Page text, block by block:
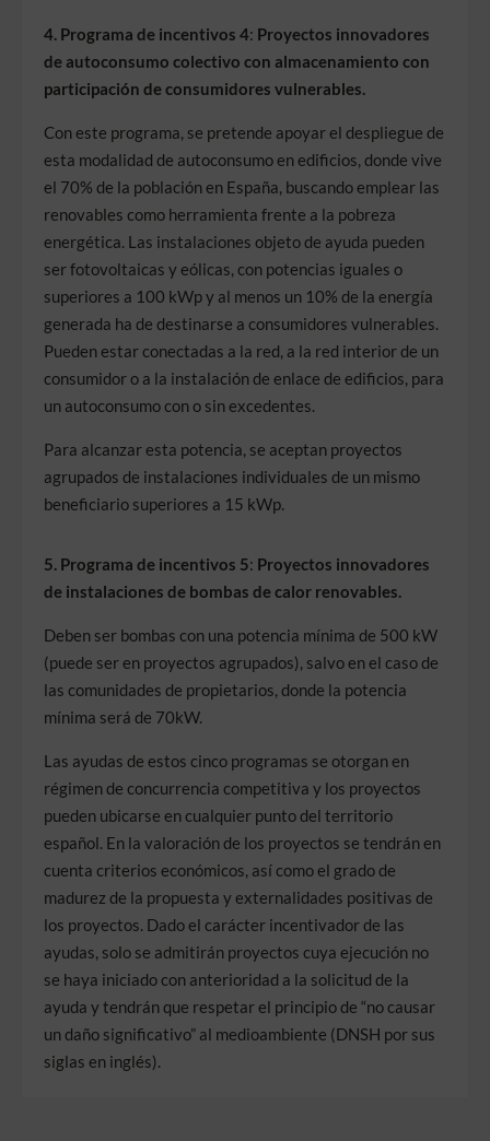
4. Programa de incentivos 4: Proyectos innovadores
de autoconsumo colectivo con almacenamiento con
participación de consumidores vulnerables.
Con este programa, se pretende apoyar el despliegue de
esta modalidad de autoconsumo en edificios, donde vive
el 70% de la población en España, buscando emplear las
renovables como herramienta frente a la pobreza
energética. Las instalaciones objeto de ayuda pueden
ser fotovoltaicas y eólicas, con potencias iguales o
superiores a 100 kWp y al menos un 10% de la energía
generada ha de destinarse a consumidores vulnerables.
Pueden estar conectadas a la red, a la red interior de un
consumidor o a la instalación de enlace de edificios, para
un autoconsumo con o sin excedentes.
Para alcanzar esta potencia, se aceptan proyectos
agrupados de instalaciones individuales de un mismo
beneficiario superiores a 15 kWp.
5. Programa de incentivos 5: Proyectos innovadores
de instalaciones de bombas de calor renovables.
Deben ser bombas con una potencia mínima de 500 kW
(puede ser en proyectos agrupados), salvo en el caso de
las comunidades de propietarios, donde la potencia
mínima será de 70kW.
Las ayudas de estos cinco programas se otorgan en
régimen de concurrencia competitiva y los proyectos
pueden ubicarse en cualquier punto del territorio
español. En la valoración de los proyectos se tendrán en
cuenta criterios económicos, así como el grado de
madurez de la propuesta y externalidades positivas de
los proyectos. Dado el carácter incentivador de las
ayudas, solo se admitirán proyectos cuya ejecución no
se haya iniciado con anterioridad a la solicitud de la
ayuda y tendrán que respetar el principio de “no causar
un daño significativo” al medioambiente (DNSH por sus
siglas en inglés).